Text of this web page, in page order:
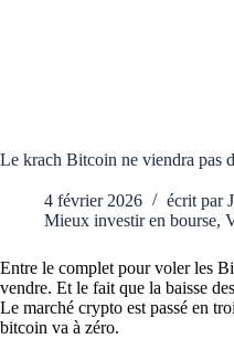
Le krach Bitcoin ne viendra pas
4 février 2026 écrit par
Mieux investir en bourse,
Entre le complet pour voler les
vendre. Et le fait que la baisse
Le marché crypto est passé en
bitcoin va à zéro.